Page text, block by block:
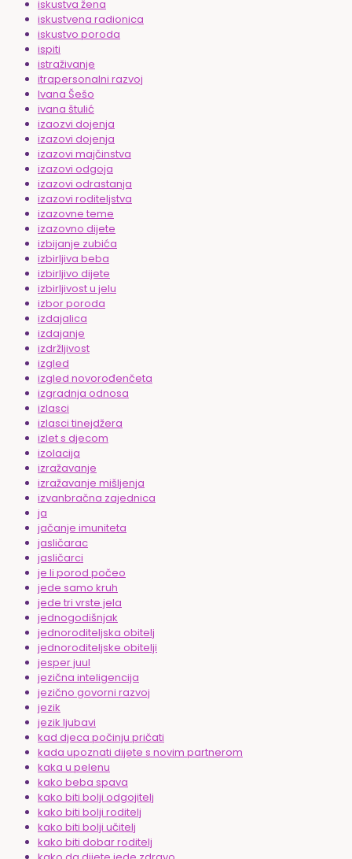
iskustva žena
iskustvena radionica
iskustvo poroda
ispiti
istraživanje
itrapersonalni razvoj
Ivana Šešo
ivana štulić
izaozvi dojenja
izazovi dojenja
izazovi majčinstva
izazovi odgoja
izazovi odrastanja
izazovi roditeljstva
izazovne teme
izazovno dijete
izbijanje zubića
izbirljiva beba
izbirljivo dijete
izbirljivost u jelu
izbor poroda
izdajalica
izdajanje
izdržljivost
izgled
izgled novorođenčeta
izgradnja odnosa
izlasci
izlasci tinejdžera
izlet s djecom
izolacija
izražavanje
izražavanje mišljenja
izvanbračna zajednica
ja
jačanje imuniteta
jasličarac
jasličarci
je li porod počeo
jede samo kruh
jede tri vrste jela
jednogodišnjak
jednoroditeljska obitelj
jednoroditeljske obitelji
jesper juul
jezična inteligencija
jezično govorni razvoj
jezik
jezik ljubavi
kad djeca počinju pričati
kada upoznati dijete s novim partnerom
kaka u pelenu
kako beba spava
kako biti bolji odgojitelj
kako biti bolji roditelj
kako biti bolji učitelj
kako biti dobar roditelj